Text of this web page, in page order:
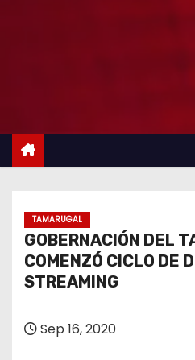
TAMARUGAL
GOBERNACIÓN DEL
COMENZÓ CICLO DE
STREAMING
Sep 16, 2020